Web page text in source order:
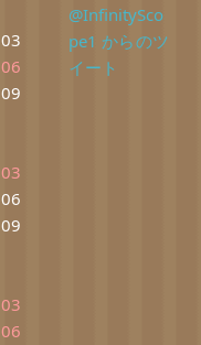
03
06
09
03
06
09
03
06
@InfinitySco
pe1 からのツ
イート